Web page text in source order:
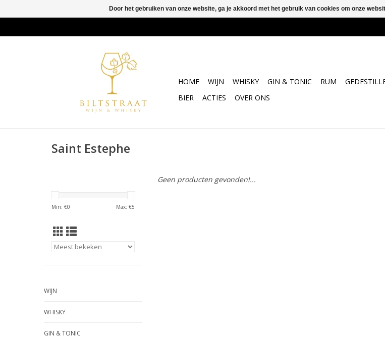
HOME WIJN WHISKY GIN & TONIC RUM
BIER
ACTIES OVER ONS
Saint Estephe
Min: €0 Max: €5
WIJN
WHISKY
GIN & TONIC
Geen producten gevonden!...
Door het gebruiken van onze website, ga je akkoord met het gebruik van cookies om onze